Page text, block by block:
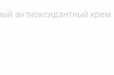
антиоксидантный крем